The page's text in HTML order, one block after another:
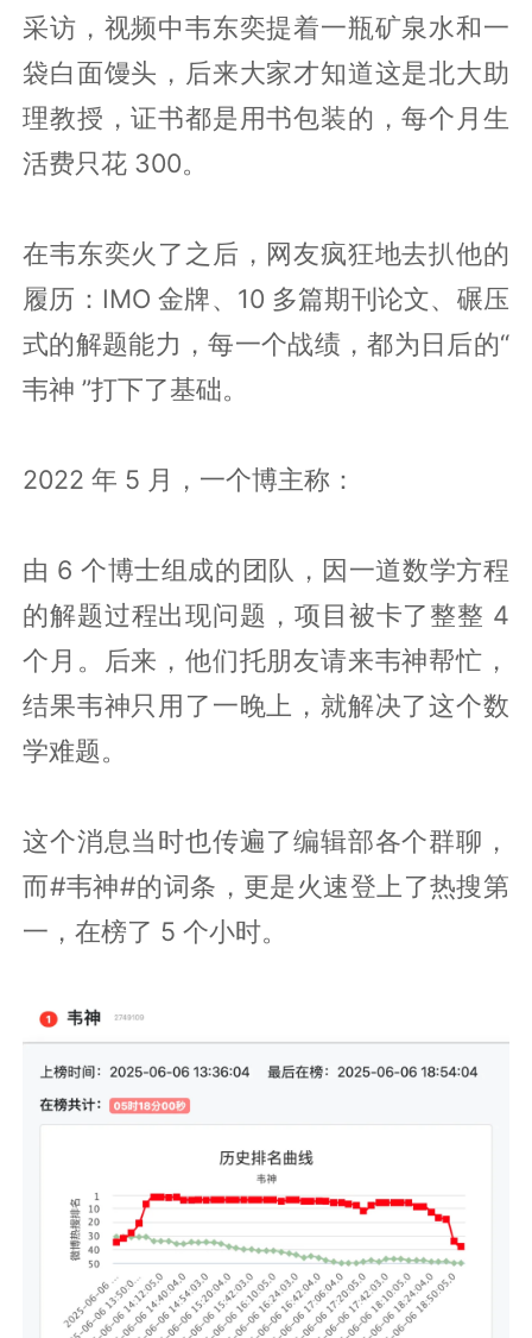
采访，视频中韦东奕提着一瓶矿泉水和一
袋白面馒头，后来大家才知道这是北大助
理教授，证书都是用书包装的，每个月生
活费只花 300。
在韦东奕火了之后，网友疯狂地去扒他的
履历：IMO 金牌、10 多篇期刊论文、碾压
式的解题能力，每一个战绩，都为日后的“
韦神 ”打下了基础。
2022 年 5 月，一个博主称：
由 6 个博士组成的团队，因一道数学方程
的解题过程出现问题，项目被卡了整整 4
个月。后来，他们托朋友请来韦神帮忙，
结果韦神只用了一晚上，就解决了这个数
学难题。
这个消息当时也传遍了编辑部各个群聊，
而#韦神#的词条，更是火速登上了热搜第
一，在榜了 5 个小时。